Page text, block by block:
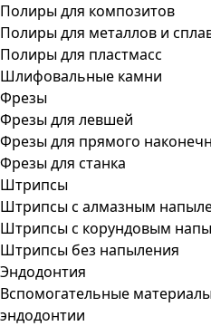
Полиры для композитов
Полиры для металлов и
Полиры для пластмасс
Шлифовальные камни
Фрезы
Фрезы для левшей
Фрезы для прямого
Фрезы для станка
Штрипсы
Штрипсы c алмазным
Штрипсы c корундовым
Штрипсы без напыления
Эндодонтия
Вспомогательные
эндодонтии